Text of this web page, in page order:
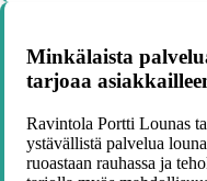
Minkälaista
tarjoaa
Ravintola Portti Lounas
ystävällistä palvelua
ruoastaan rauhassa ja